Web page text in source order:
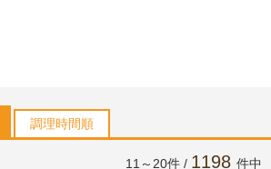
調理時間順
11～20件 / 1198 件中